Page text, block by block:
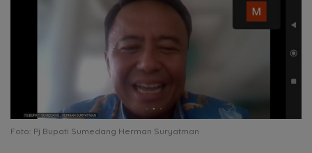
Foto: Pj Bupati Sumedang Herman Suryatman